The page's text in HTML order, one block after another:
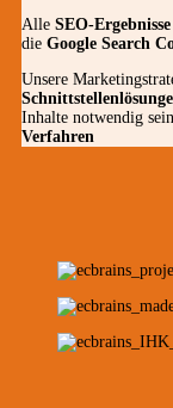
Alle SEO-Ergebnisse
die Google Search
Unsere
Inhalte notwendig
Verfahren